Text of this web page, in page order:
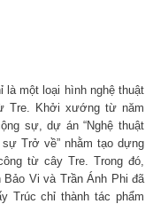
là một loại hình nghệ thuật
Tre. Khởi xướng từ năm
sự, dự án “Nghệ thuật
Trở về” nhằm tạo dựng
từ cây Tre. Trong đó,
Vi và Trần Ánh Phi đã
Trúc chỉ thành tác phẩm